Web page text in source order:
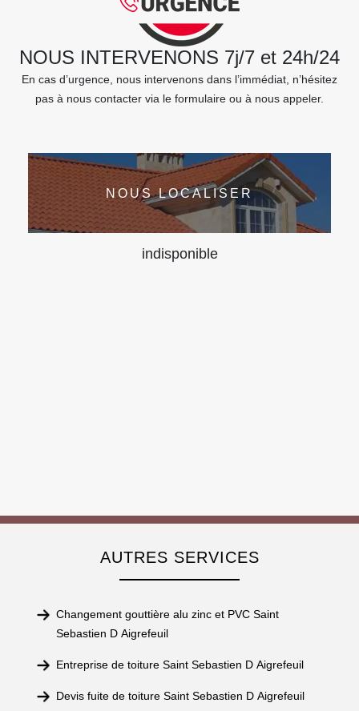
NOUS INTERVENONS 7j/7 et 24h/24
En cas d’urgence, nous intervenons dans l’immédiat, n’hésitez
pas à nous contacter via le formulaire ou à nous appeler.
NOUS LOCALISER
indisponible
AUTRES SERVICES
Changement gouttière alu zinc et PVC Saint
Sebastien D Aigrefeuil
Entreprise de toiture Saint Sebastien D Aigrefeuil
Devis fuite de toiture Saint Sebastien D Aigrefeuil